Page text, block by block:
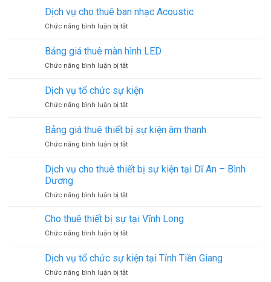
sự
diễn
như
nào?
thuê
âm
thanh
cưới
quận
Dịch vụ cho thuê ban nhạc Acoustic
Chức năng bình luận bị tắtở
vụ
cho
thuê
nhạc
Acoustic
Bảng giá thuê màn hình LED
Chức năng bình luận bị tắtở
giá
thuê
màn
LED
Dịch vụ tổ chức sự kiện
Chức năng bình luận bị tắtở
vụ
tổ
chức
kiện
Bảng giá thuê thiết bị sự kiện âm thanh
Chức năng bình luận bị tắtở
giá
thuê
bị
kiện
âm
thanh
Dịch vụ cho thuê thiết bị sự kiện tại Dĩ An – Bình
Dương
Chức năng bình luận bị tắtở
vụ
cho
thuê
bị
kiện
Cho thuê thiết bị sự tại Vĩnh Long
Chức năng bình luận bị tắtở
thuê
thiết
bị
Dịch vụ tổ chức sự kiện tại Tỉnh Tiền Giang
Chức năng bình luận bị tắtở